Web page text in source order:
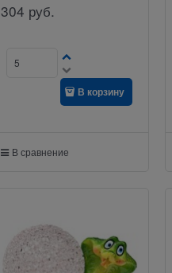
304 руб.
В корзину
В сравнение